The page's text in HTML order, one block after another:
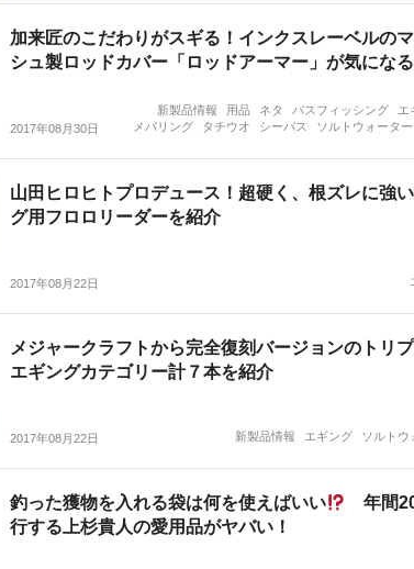
加来匠のこだわりがスギる！インクスレーベルの
シュ製ロッドカバー「ロッドアーマー」が気になる
2017年08月30日
新製品情報 用品 ネタ バスフィッシング エ
メバリング
タチウオ シーバス ソルトウォーター
山田ヒロヒトプロデュース！超硬く、根ズレに強
グ用フロロリーダーを紹介
2017年08月22日
メジャークラフトから完全復刻バージョンのトリプ
エギングカテゴリー計７本を紹介
2017年08月22日 新製品情報 エギング ソルトウ
釣った獲物を入れる袋は何を使えばいい
年間
行する上杉貴人の愛用品がヤバい！